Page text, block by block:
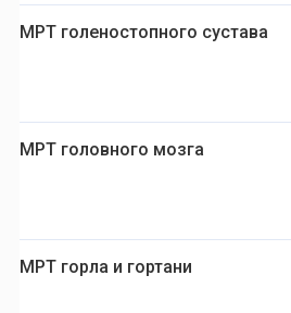
МРТ голеностопного сустава
МРТ головного мозга
МРТ горла и гортани